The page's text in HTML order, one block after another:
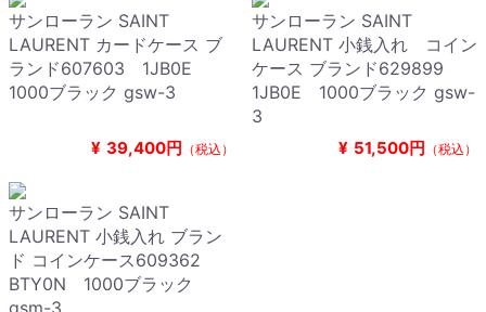
サンローラン SAINT
LAURENT カードケース ブ
ランド607603 1JB0E
1000ブラック gsw-3
¥ 39,400円 （税込）
サンローラン SAINT
LAURENT 小銭入れ コイン
ケース ブランド629899
1JB0E 1000ブラック gsw-
3
¥ 51,500円 （税込）
サンローラン SAINT
LAURENT 小銭入れ ブラン
ド コインケース609362
BTY0N 1000ブラック